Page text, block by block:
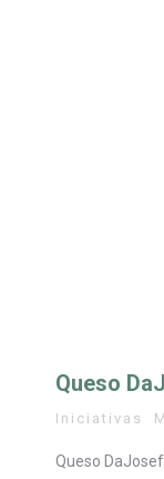
Queso
Iniciativas
Queso